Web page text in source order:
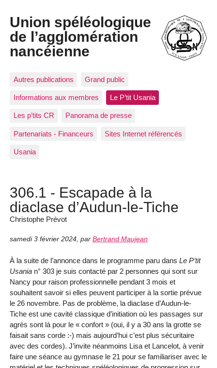
Union spéléologique
de l’agglomération
nancéienne
Autres publications Grand public
Informations aux membres Le P’tit Usania
Les p’tits CR Panorama de presse
Partenariats - Financeurs Sites Internet référencés
Usania
306.1 - Escapade à la
diaclase d’Audun-le-Tiche
Christophe Prévot
samedi 3 février 2024, par Bertrand Maujean
À la suite de l’annonce dans le programme paru dans Le P’tit
Usania n° 303 je suis contacté par 2 personnes qui sont sur
Nancy pour raison professionnelle pendant 3 mois et
souhaitent savoir si elles peuvent participer à la sortie prévue
le 26 novembre. Pas de problème, la diaclase d’Audun-le-
Tiche est une cavité classique d’initiation où les passages sur
agrès sont là pour le « confort » (oui, il y a 30 ans la grotte se
faisait sans corde :-) mais aujourd’hui c’est plus sécuritaire
avec des cordes). J’invite néanmoins Lisa et Lancelot, à venir
faire une séance au gymnase le 21 pour se familiariser avec le